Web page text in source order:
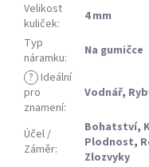
Velikost
kuliček:
4 mm
Typ
náramku:
Na gumičce
? Ideální
pro
znamení:
Vodnář,
Účel /
Záměr:
Bohatství,
Plodnost,
Zlozvyky